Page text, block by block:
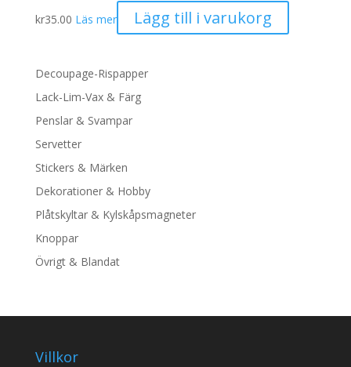
kr35.00 Läs mer Lägg till i varukorg
Decoupage-Rispapper
Lack-Lim-Vax & Färg
Penslar & Svampar
Servetter
Stickers & Märken
Dekorationer & Hobby
Plåtskyltar & Kylskåpsmagneter
Knoppar
Övrigt & Blandat
Villkor